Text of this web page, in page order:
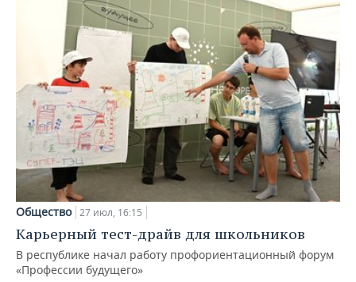
Общество 27 июл, 16:15
Карьерный тест-драйв для школьников
В республике начал работу профориентационный форум
«Профессии будущего»